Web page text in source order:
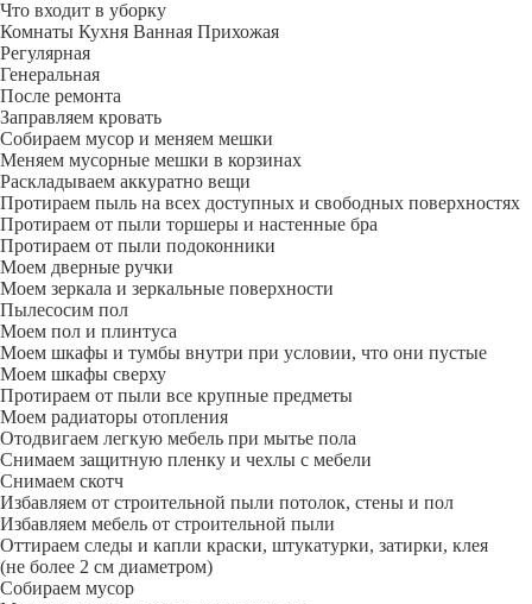
Что входит в уборку
Регу­лярная
Гене­ральная
После ремонта
Заправляем кровать
Собираем мусор и меняем мешки
Меняем мусорные мешки в корзинах
Раскладываем аккуратно вещи
Протираем пыль на всех доступных и свободных поверхностях
Протираем от пыли торшеры и настенные бра
Протираем от пыли подоконники
Моем дверные ручки
Моем зеркала и зеркальные поверхности
Пылесосим пол
Моем пол и плинтуса
Моем шкафы и тумбы внутри при условии, что они пустые
Моем шкафы сверху
Протираем от пыли все крупные предметы
Моем радиаторы отопления
Отодвигаем легкую мебель при мытье пола
Снимаем защитную пленку и чехлы с мебели
Снимаем скотч
Избавляем от строительной пыли потолок, стены и пол
Избавляем мебель от строительной пыли
Оттираем следы и капли краски, штукатурки, затирки, клея
(не более 2 см диаметром)
Собираем мусор